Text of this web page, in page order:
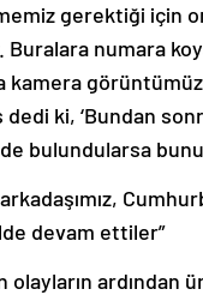
gerektiği için
Buralara numara
kamera
ki, ‘Bundan
bulundularsa
devam ettiler”
olayların